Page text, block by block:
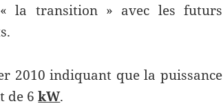
la transition » avec les futurs
2010 indiquant que la puissance
de 6kW.